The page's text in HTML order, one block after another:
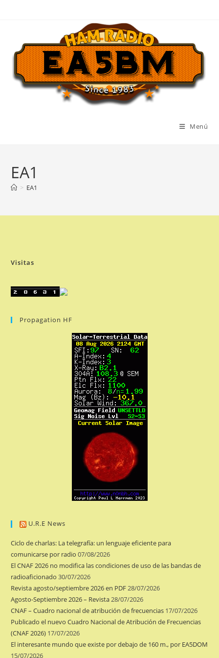
Menú
EA1
> EA1
Visitas
Propagation HF
U.R.E News
Ciclo de charlas: La telegrafía: un lenguaje eficiente para
comunicarse por radio 07/08/2026
El CNAF 2026 no modifica las condiciones de uso de las bandas de
radioaficionado 30/07/2026
Revista agosto/septiembre 2026 en PDF 28/07/2026
Agosto-Septiembre 2026 – Revista 28/07/2026
CNAF – Cuadro nacional de atribución de frecuencias 17/07/2026
Publicado el nuevo Cuadro Nacional de Atribución de Frecuencias
(CNAF 2026) 17/07/2026
El interesante mundo que existe por debajo de 160 m., por EA5DOM
15/07/2026